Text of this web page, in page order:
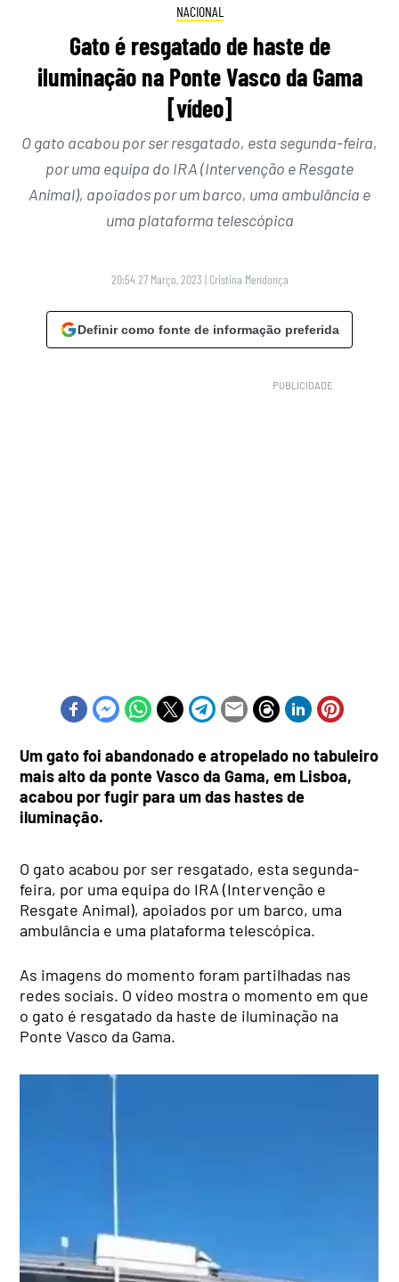
NACIONAL
Gato é resgatado de haste de
iluminação na Ponte Vasco da Gama
[vídeo]
O gato acabou por ser resgatado, esta segunda-feira,
por uma equipa do IRA (Intervenção e Resgate
Animal), apoiados por um barco, uma ambulância e
uma plataforma telescópica
20:54 27 Março, 2023 | Cristina Mendonça
Definir como fonte de informação preferida
Um gato foi abandonado e atropelado no tabuleiro
mais alto da ponte Vasco da Gama, em Lisboa,
acabou por fugir para um das hastes de
iluminação.
O gato acabou por ser resgatado, esta segunda-
feira, por uma equipa do IRA (Intervenção e
Resgate Animal), apoiados por um barco, uma
ambulância e uma plataforma telescópica.
As imagens do momento foram partilhadas nas
redes sociais. O vídeo mostra o momento em que
o gato é resgatado da haste de iluminação na
Ponte Vasco da Gama.